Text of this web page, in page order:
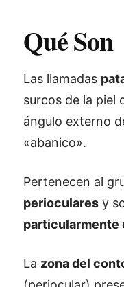
Qué Son
Las llamadas
surcos de la piel
ángulo externo
«abanico».
Pertenecen al
perioculares y
particularmente
La zona del